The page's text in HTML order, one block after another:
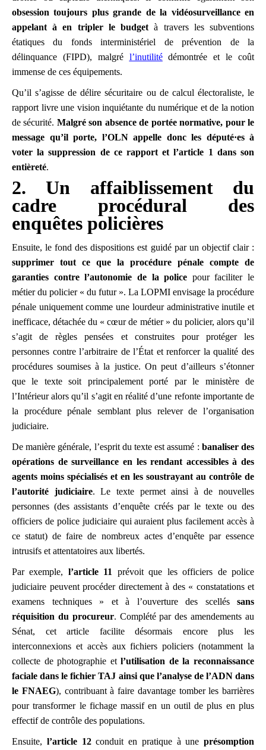
obsession toujours plus grande de la vidéosurveillance en
appelant à en tripler le budget à travers les subventions
étatiques du fonds interministériel de prévention de la
délinquance (FIPD), malgré l’inutilitédémontrée et le coût
immense de ces équipements.
Qu’il s’agisse de délire sécuritaire ou de calcul électoraliste, le
rapport livre une vision inquiétante du numérique et de la notion
de sécurité. Malgré son absence de portée normative, pour le
message qu’il porte, l’OLN appelle donc les député·es à
voter la suppression de ce rapport et l’article 1 dans son
entièreté.
2. Un affaiblissement du
cadre procédural des
enquêtes policières
Ensuite, le fond des dispositions est guidé par un objectif clair :
supprimer tout ce que la procédure pénale compte de
garanties contre l’autonomie de la police pour faciliter le
métier du policier « du futur ». La LOPMI envisage la procédure
pénale uniquement comme une lourdeur administrative inutile et
inefficace, détachée du « cœur de métier » du policier, alors qu’il
s’agit de règles pensées et construites pour protéger les
personnes contre l’arbitraire de l’État et renforcer la qualité des
procédures soumises à la justice. On peut d’ailleurs s’étonner
que le texte soit principalement porté par le ministère de
l’Intérieur alors qu’il s’agit en réalité d’une refonte importante de
la procédure pénale semblant plus relever de l’organisation
judiciaire.
De manière générale, l’esprit du texte est assumé : banaliser des
opérations de surveillance en les rendant accessibles à des
agents moins spécialisés et en les soustrayant au contrôle de
l’autorité judiciaire. Le texte permet ainsi à de nouvelles
personnes (des assistants d’enquête créés par le texte ou des
officiers de police judiciaire qui auraient plus facilement accès à
ce statut) de faire de nombreux actes d’enquête par essence
intrusifs et attentatoires aux libertés.
Par exemple, l’article 11
prévoit que les officiers de police
judiciaire peuvent procéder directement à des « constatations et
examens techniques » et à l’ouverture des scellés sans
réquisition du procureur. Complété par des amendements au
Sénat, cet article facilite désormais encore plus les
interconnexions et accès aux fichiers policiers (notamment la
collecte de photographie etl’utilisation de la reconnaissance
faciale dans le fichier TAJ ainsi que l’analyse de l’ADN dans
le FNAEG), contribuant à faire davantage tomber les barrières
pour transformer le fichage massif en un outil de plus en plus
effectif de contrôle des populations.
Ensuite, l’article 12conduit en pratique à une présomption